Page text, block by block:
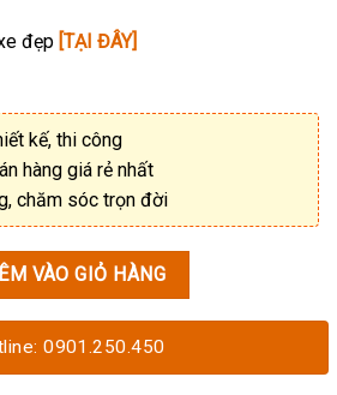
đẹp [TẠI ĐÂY]
kế, thi công
hàng giá rẻ nhất
chăm sóc trọn đời
VÀO GIỎ HÀNG
0901.250.450